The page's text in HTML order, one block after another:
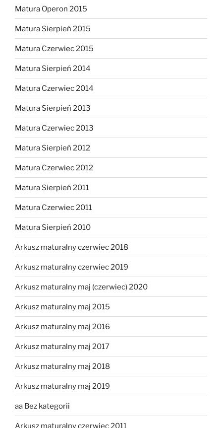
Matura Operon 2015
Matura Sierpień 2015
Matura Czerwiec 2015
Matura Sierpień 2014
Matura Czerwiec 2014
Matura Sierpień 2013
Matura Czerwiec 2013
Matura Sierpień 2012
Matura Czerwiec 2012
Matura Sierpień 2011
Matura Czerwiec 2011
Matura Sierpień 2010
Arkusz maturalny czerwiec 2018
Arkusz maturalny czerwiec 2019
Arkusz maturalny maj (czerwiec) 2020
Arkusz maturalny maj 2015
Arkusz maturalny maj 2016
Arkusz maturalny maj 2017
Arkusz maturalny maj 2018
Arkusz maturalny maj 2019
aa Bez kategorii
Arkusz maturalny czerwiec 2011